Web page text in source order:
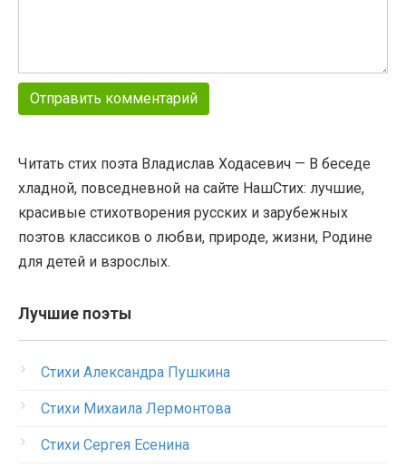
Читать стих поэта Владислав Ходасевич — В беседе
хладной, повседневной на сайте НашСтих: лучшие,
красивые стихотворения русских и зарубежных
поэтов классиков о любви, природе, жизни, Родине
для детей и взрослых.
Лучшие поэты
Стихи Александра Пушкина
Стихи Михаила Лермонтова
Стихи Сергея Есенина